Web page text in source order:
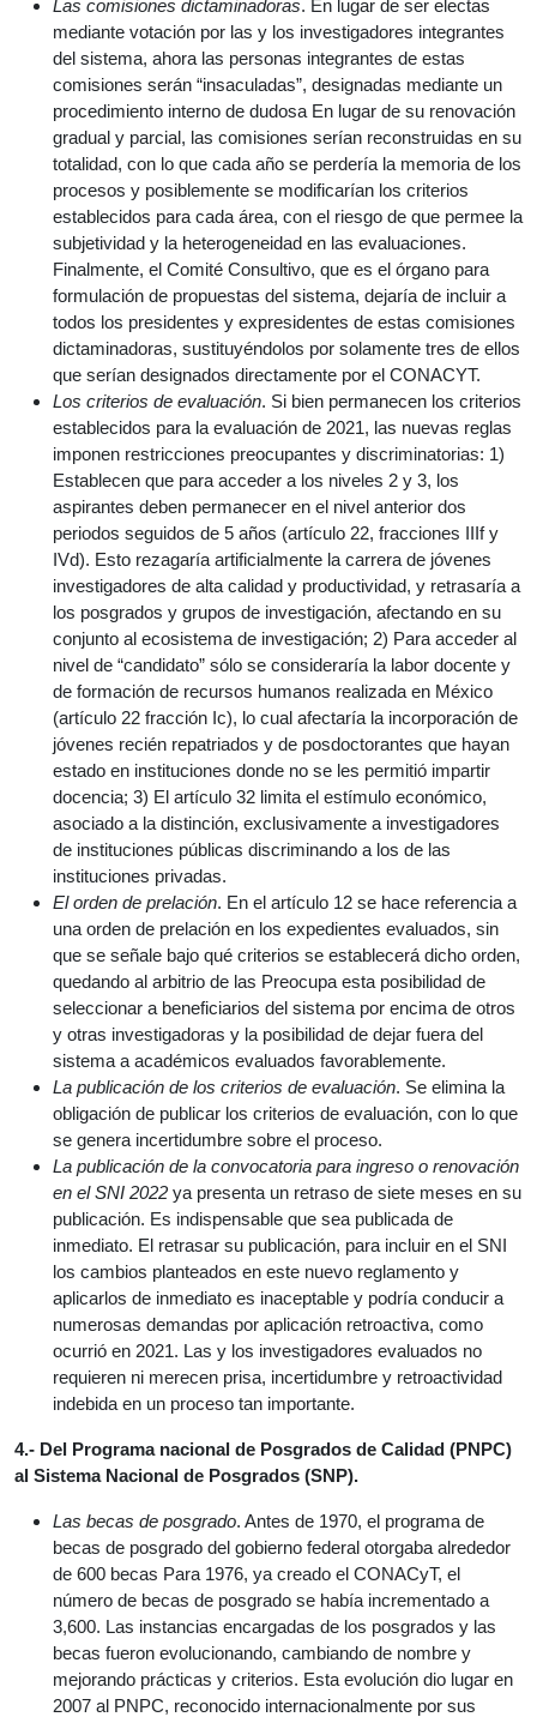
Las comisiones dictaminadoras. En lugar de ser electas
mediante votación por las y los investigadores integrantes
del sistema, ahora las personas integrantes de estas
comisiones serán “insaculadas”, designadas mediante un
procedimiento interno de dudosa En lugar de su renovación
gradual y parcial, las comisiones serían reconstruidas en su
totalidad, con lo que cada año se perdería la memoria de los
procesos y posiblemente se modificarían los criterios
establecidos para cada área, con el riesgo de que permee la
subjetividad y la heterogeneidad en las evaluaciones.
Finalmente, el Comité Consultivo, que es el órgano para
formulación de propuestas del sistema, dejaría de incluir a
todos los presidentes y expresidentes de estas comisiones
dictaminadoras, sustituyéndolos por solamente tres de ellos
que serían designados directamente por el CONACYT.
Los criterios de evaluación. Si bien permanecen los criterios
establecidos para la evaluación de 2021, las nuevas reglas
imponen restricciones preocupantes y discriminatorias: 1)
Establecen que para acceder a los niveles 2 y 3, los
aspirantes deben permanecer en el nivel anterior dos
periodos seguidos de 5 años (artículo 22, fracciones IIIf y
IVd). Esto rezagaría artificialmente la carrera de jóvenes
investigadores de alta calidad y productividad, y retrasaría a
los posgrados y grupos de investigación, afectando en su
conjunto al ecosistema de investigación; 2) Para acceder al
nivel de “candidato” sólo se consideraría la labor docente y
de formación de recursos humanos realizada en México
(artículo 22 fracción Ic), lo cual afectaría la incorporación de
jóvenes recién repatriados y de posdoctorantes que hayan
estado en instituciones donde no se les permitió impartir
docencia; 3) El artículo 32 limita el estímulo económico,
asociado a la distinción, exclusivamente a investigadores
de instituciones públicas discriminando a los de las
instituciones privadas.
El orden de prelación. En el artículo 12 se hace referencia a
una orden de prelación en los expedientes evaluados, sin
que se señale bajo qué criterios se establecerá dicho orden,
quedando al arbitrio de las Preocupa esta posibilidad de
seleccionar a beneficiarios del sistema por encima de otros
y otras investigadoras y la posibilidad de dejar fuera del
sistema a académicos evaluados favorablemente.
La publicación de los criterios de evaluación. Se elimina la
obligación de publicar los criterios de evaluación, con lo que
se genera incertidumbre sobre el proceso.
La publicación de la convocatoria para ingreso o renovación
en el SNI 2022 ya presenta un retraso de siete meses en su
publicación. Es indispensable que sea publicada de
inmediato. El retrasar su publicación, para incluir en el SNI
los cambios planteados en este nuevo reglamento y
aplicarlos de inmediato es inaceptable y podría conducir a
numerosas demandas por aplicación retroactiva, como
ocurrió en 2021. Las y los investigadores evaluados no
requieren ni merecen prisa, incertidumbre y retroactividad
indebida en un proceso tan importante.
4.- Del Programa nacional de Posgrados de Calidad (PNPC)
al Sistema Nacional de Posgrados (SNP).
Las becas de posgrado. Antes de 1970, el programa de
becas de posgrado del gobierno federal otorgaba alrededor
de 600 becas Para 1976, ya creado el CONACyT, el
número de becas de posgrado se había incrementado a
3,600. Las instancias encargadas de los posgrados y las
becas fueron evolucionando, cambiando de nombre y
mejorando prácticas y criterios. Esta evolución dio lugar en
2007 al PNPC, reconocido internacionalmente por sus